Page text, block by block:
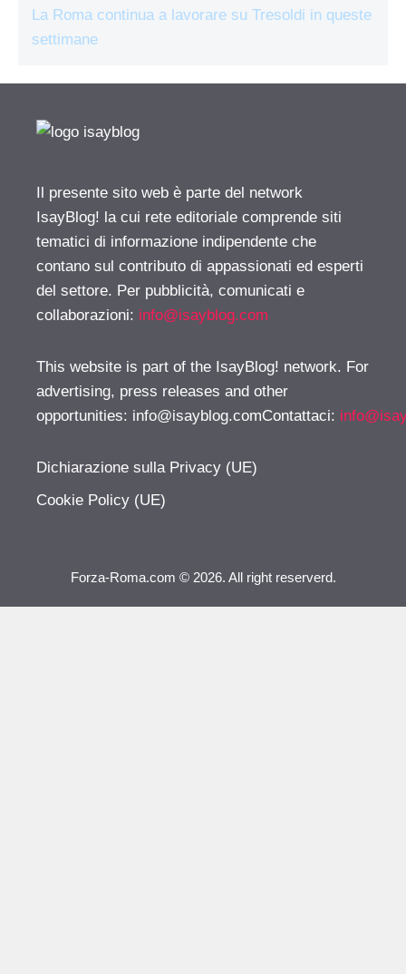
La Roma continua a lavorare su Tresoldi in queste
settimane
Il presente sito web è parte del network
IsayBlog! la cui rete editoriale comprende siti
tematici di informazione indipendente che
contano sul contributo di appassionati ed esperti
del settore. Per pubblicità, comunicati e
collaborazioni: info@isayblog.com
This website is part of the IsayBlog! network. For
advertising, press releases and other
opportunities: info@isayblog.comContattaci:
Dichiarazione sulla Privacy (UE)
Cookie Policy (UE)
Forza-Roma.com © 2026. All right reserverd.